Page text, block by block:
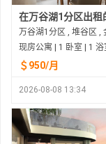
万谷湖1分区 , 堆谷区 ,
现房公寓 | 1 卧室 | 1 浴
＄950/月
2026-08-08 13:34